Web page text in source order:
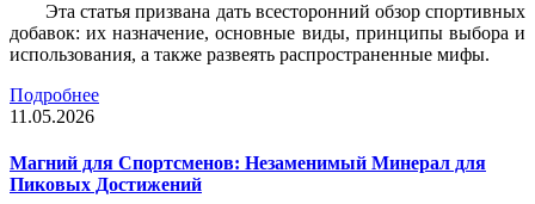
Эта статья призвана дать всесторонний обзор спортивных
добавок: их назначение, основные виды, принципы выбора и
использования, а также развеять распространенные мифы.
Подробнее
11.05.2026
Магний для Спортсменов: Незаменимый Минерал для
Пиковых Достижений